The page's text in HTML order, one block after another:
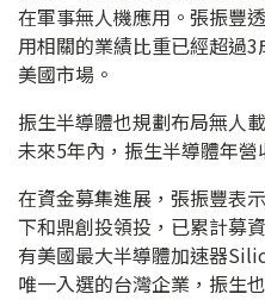
在軍事無人機應用。張振豐
用相關的業績比重已經超過
美國市場。
振生半導體也規劃布局無人
未來5年內，振生半導體年營
在資金募集進展，張振豐表
下和鼎創投領投，已累計募
有美國最大半導體加速器
唯一入選的台灣企業，振生